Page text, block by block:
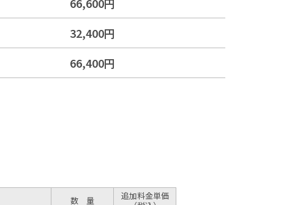
32,400円
66,400円
数 量
追加料金単価